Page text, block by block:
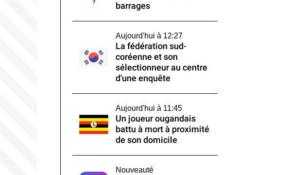
barrages
Aujourd'hui à 12:27
La fédération sud-
coréenne et son
sélectionneur au centre
d'une enquête
Aujourd'hui à 11:45
Un joueur ougandais
battu à mort à proximité
de son domicile
Nouveauté